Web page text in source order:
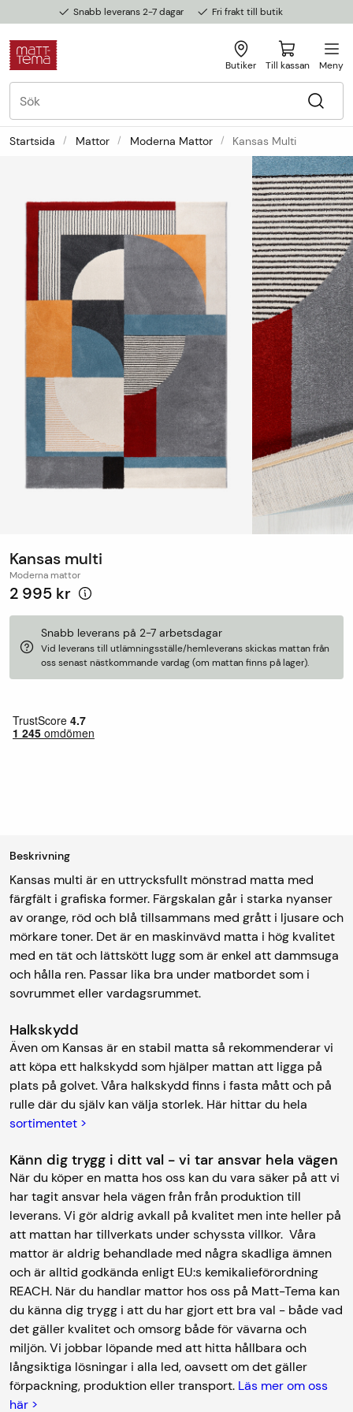
Snabb leverans 2-7 dagar Fri frakt till butik
Butiker Till kassan Meny
Startsida Mattor Moderna Mattor Kansas Multi
Kansas multi
Moderna mattor
2 995 kr
Snabb leverans på 2-7 arbetsdagar
Vid leverans till utlämningsställe/hemleverans skickas mattan från
oss senast nästkommande vardag (om mattan finns på lager).
Beskrivning
Kansas multi är en uttrycksfullt mönstrad matta med
färgfält i grafiska former. Färgskalan går i starka nyanser
av orange, röd och blå tillsammans med grått i ljusare och
mörkare toner. Det är en maskinvävd matta i hög kvalitet
med en tät och lättskött lugg som är enkel att dammsuga
och hålla ren. Passar lika bra under matbordet som i
sovrummet eller vardagsrummet.
Halkskydd
Även om Kansas är en stabil matta så rekommenderar vi
att köpa ett halkskydd som hjälper mattan att ligga på
plats på golvet. Våra halkskydd finns i fasta mått och på
rulle där du själv kan välja storlek. Här hittar du hela
sortimentet >
Känn dig trygg i ditt val - vi tar ansvar hela vägen
När du köper en matta hos oss kan du vara säker på att vi
har tagit ansvar hela vägen från från produktion till
leverans. Vi gör aldrig avkall på kvalitet men inte heller på
att mattan har tillverkats under schyssta villkor. Våra
mattor är aldrig behandlade med några skadliga ämnen
och är alltid godkända enligt EU:s kemikalieförordning
REACH. När du handlar mattor hos oss på Matt-Tema kan
du känna dig trygg i att du har gjort ett bra val - både vad
det gäller kvalitet och omsorg både för vävarna och
miljön. Vi jobbar löpande med att hitta hållbara och
långsiktiga lösningar i alla led, oavsett om det gäller
förpackning, produktion eller transport. Läs mer om oss
här >